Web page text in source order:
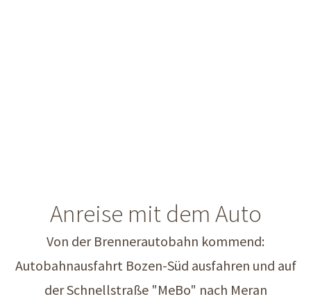
Anreise mit dem Auto
Von der Brennerautobahn kommend:
Autobahnausfahrt Bozen-Süd ausfahren und auf
der Schnellstraße "MeBo" nach Meran